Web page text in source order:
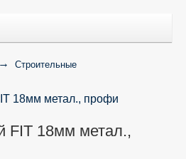
Строительные
18мм метал., профи
FIT 18мм метал.,